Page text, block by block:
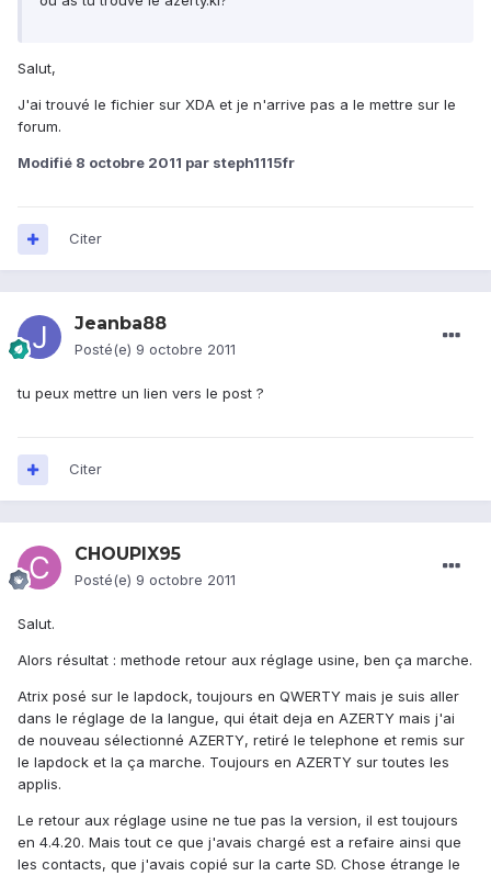
Salut,
J'ai trouvé le fichier sur XDA et je n'arrive pas a le mettre sur le
forum.
Modifié 8 octobre 2011 par steph1115fr
Citer
Jeanba88
Posté(e) 9 octobre 2011
tu peux mettre un lien vers le post ?
Citer
CHOUPIX95
Posté(e) 9 octobre 2011
Salut.
Alors résultat : methode retour aux réglage usine, ben ça marche.
Atrix posé sur le lapdock, toujours en QWERTY mais je suis aller
dans le réglage de la langue, qui était deja en AZERTY mais j'ai
de nouveau sélectionné AZERTY, retiré le telephone et remis sur
le lapdock et la ça marche. Toujours en AZERTY sur toutes les
applis.
Le retour aux réglage usine ne tue pas la version, il est toujours
en 4.4.20. Mais tout ce que j'avais chargé est a refaire ainsi que
les contacts, que j'avais copié sur la carte SD. Chose étrange le